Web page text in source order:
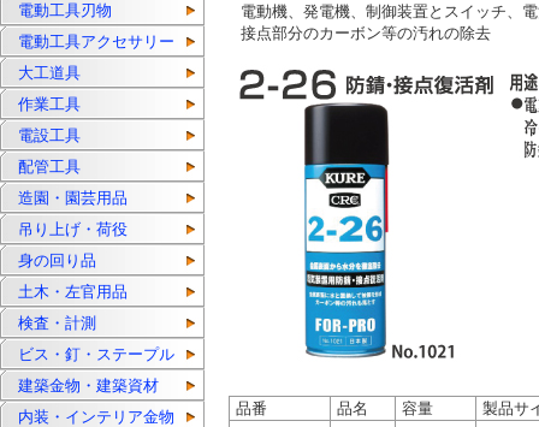
電動工具刃物
電動工具アクセサリー
大工道具
作業工具
電設工具
配管工具
造園・園芸用品
吊り上げ・荷役
身の回り品
土木・左官用品
検査・計測
ビス・釘・ステープル
建築金物・建築資材
内装・インテリア金物
電動機、発電機、制御装置とスイッチ、
接点部分のカーボン等の汚れの除去
品番 品名 容量
製品サ